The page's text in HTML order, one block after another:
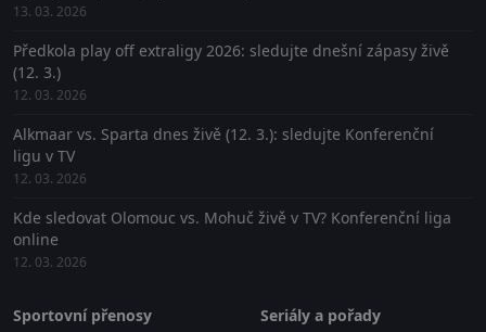
13. 03. 2026
Předkola play off extraligy 2026: sledujte dnešní zápasy živě
(12. 3.)
12. 03. 2026
Alkmaar vs. Sparta dnes živě (12. 3.): sledujte Konferenční
ligu v TV
12. 03. 2026
Kde sledovat Olomouc vs. Mohuč živě v TV? Konferenční liga
online
12. 03. 2026
Sportovní přenosy
Seriály a pořady